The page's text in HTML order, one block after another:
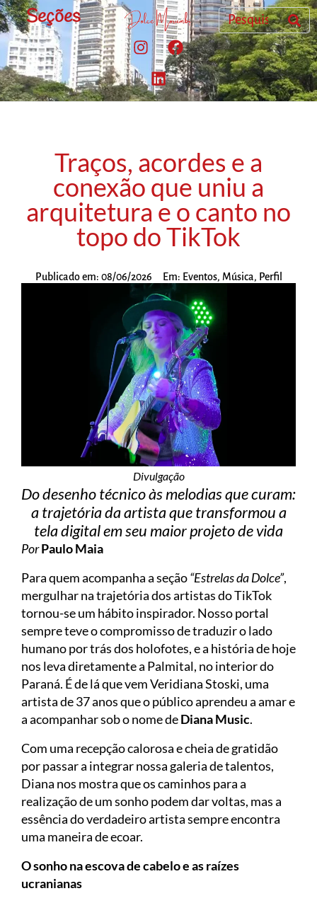
Seções
Traços, acordes e a
conexão que uniu a
arquitetura e o canto no
topo do TikTok
Publicado em: 08/06/2026 Em: Eventos, Música, Perfil
Divulgação
Do desenho técnico às melodias que curam:
a trajetória da artista que transformou a
tela digital em seu maior projeto de vida
PorPaulo Maia
Para quem acompanha a seção“Estrelas da Dolce”,
mergulhar na trajetória dos artistas do TikTok
tornou-se um hábito inspirador. Nosso portal
sempre teve o compromisso de traduzir o lado
humano por trás dos holofotes, e a história de hoje
nos leva diretamente a Palmital, no interior do
Paraná. É de lá que vem Veridiana Stoski, uma
artista de 37 anos que o público aprendeu a amar e
a acompanhar sob o nome deDiana Music.
Com uma recepção calorosa e cheia de gratidão
por passar a integrar nossa galeria de talentos,
Diana nos mostra que os caminhos para a
realização de um sonho podem dar voltas, mas a
essência do verdadeiro artista sempre encontra
uma maneira de ecoar.
O sonho na escova de cabelo e as raízes
ucranianas